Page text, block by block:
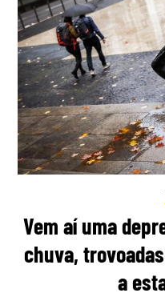
Vem aí uma
chuva,
a